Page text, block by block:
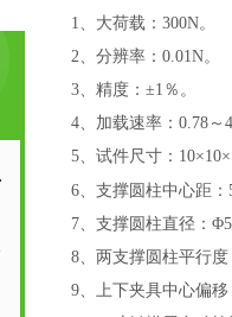
1、大荷载：300N。
2、分辨率：0.01N。
3、精度：±1％ 。
4、加载速率：0.78～
5、试件尺寸：
6、支撑圆柱中心距：
7、支撑圆柱直径：
8、两支撑圆柱平行度
9、上下夹具中心偏移